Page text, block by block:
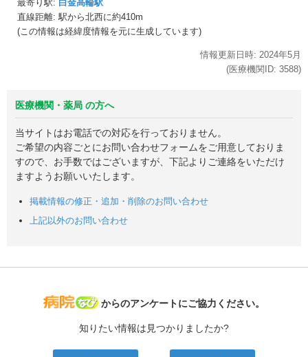
最寄り駅: 白金高輪駅
直線距離: 駅から北西に約410m
(この情報は経緯度情報を元に生成しています)
情報更新日時: 2024年5月
(医療機関ID: 3588)
医療機関・薬局 の方へ
当サイトはお電話での対応を行っておりません。
ご希望の内容ごとにお問い合わせフォームをご用意しておりま
すので、お手数ではございますが、下記よりご連絡をいただけ
ますようお願いいたします。
掲載情報の修正・追加・削除のお問い合わせ
上記以外のお問い合わせ
病院なび
からのアンケートにご協力ください。
知りたい情報は見つかりましたか?